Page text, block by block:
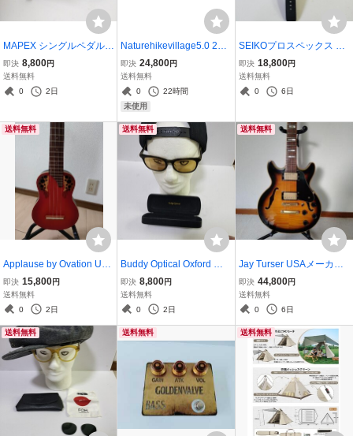
MAPEX シングルペダル
ブラックMAPEX P810
即決 8,800円
送料無料
0
2日
Naturehikevillage5.0 2世
代ワンタッチテント
即決 24,800円
送料無料
0
22時間
未使用
SEIKOプロスペックス LO
WERCASE SBEP PROSP
EX
即決 18,800円
送料無料
0
6日
送料無料
Applause by Ovation UA2
0 ウクレレ送料無料 ケ
ース付き
即決 15,800円
送料無料
0
2日
送料無料
Buddy Optical Oxford サ
ングラス ケース付き ブ
ラウン
即決 8,800円
送料無料
0
2日
送料無料
Jay Turser USAメーカ
ー セミアコ 送料無料
即決 44,800円
送料無料
0
6日
送料無料 送料無料 送料無料